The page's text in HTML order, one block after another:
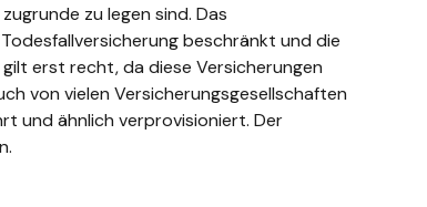
zu legen sind. Das
beschränkt und die
erst recht, da diese Versicherungen
von vielen Versicherungsgesellschaften
und ähnlich verprovisioniert. Der